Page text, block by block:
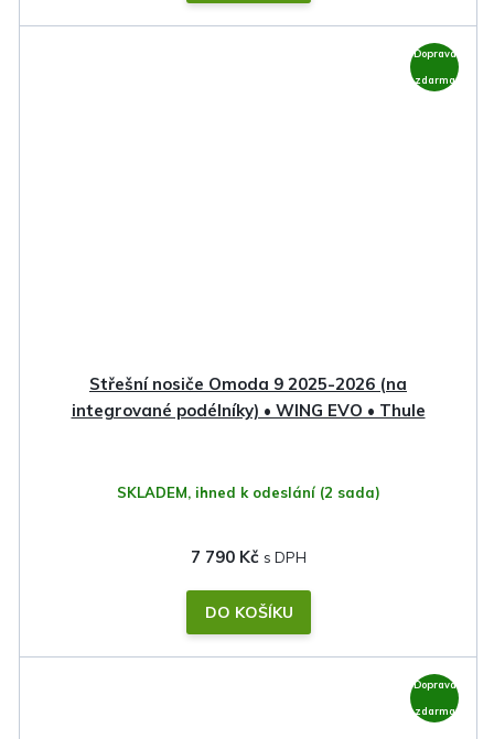
Doprava
zdarma
Střešní nosiče Omoda 9 2025-2026 (na
integrované podélníky) • WING EVO • Thule
SKLADEM, ihned k odeslání (2 sada)
7 790 Kč
DO KOŠÍKU
Doprava
zdarma